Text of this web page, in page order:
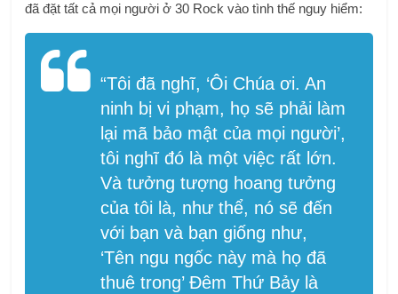
đã đặt tất cả mọi người ở 30 Rock vào tình thế nguy hiểm:
“Tôi đã nghĩ, ‘Ôi Chúa ơi. An
ninh bị vi phạm, họ sẽ phải làm
lại mã bảo mật của mọi người’,
tôi nghĩ đó là một việc rất lớn.
Và tưởng tượng hoang tưởng
của tôi là, như thể, nó sẽ đến
với bạn và bạn giống như,
‘Tên ngu ngốc này mà họ đã
thuê trong’ Đêm Thứ Bảy là